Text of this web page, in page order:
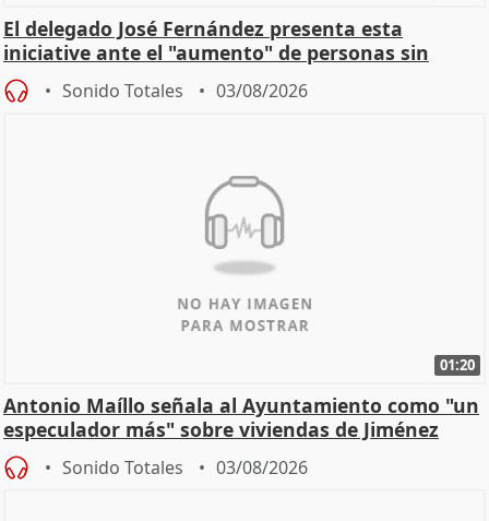
El delegado José Fernández presenta esta
iniciative ante el "aumento" de personas sin
hogar en Madri
Sonido Totales 03/08/2026
01:20
Antonio Maíllo señala al Ayuntamiento como "un
especulador más" sobre viviendas de Jiménez
Becerril
Sonido Totales 03/08/2026